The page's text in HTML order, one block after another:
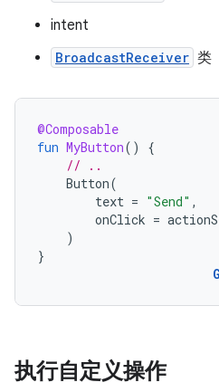
intent
BroadcastReceiver 类
@Composable
fun MyButton()
{
// ..
Button(
text = "Send" ,
onClick =
)
}
执行自定义操作